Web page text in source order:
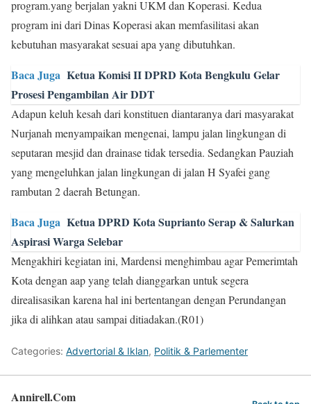
program.yang berjalan yakni UKM dan Koperasi. Kedua
program ini dari Dinas Koperasi akan memfasilitasi akan
kebutuhan masyarakat sesuai apa yang dibutuhkan.
Baca Juga Ketua Komisi II DPRD Kota Bengkulu Gelar
Prosesi Pengambilan Air DDT
Adapun keluh kesah dari konstituen diantaranya dari masyarakat
Nurjanah menyampaikan mengenai, lampu jalan lingkungan di
seputaran mesjid dan drainase tidak tersedia. Sedangkan Pauziah
yang mengeluhkan jalan lingkungan di jalan H Syafei gang
rambutan 2 daerah Betungan.
Baca Juga Ketua DPRD Kota Suprianto Serap & Salurkan
Aspirasi Warga Selebar
Mengakhiri kegiatan ini, Mardensi menghimbau agar Pemerimtah
Kota dengan aap yang telah dianggarkan untuk segera
direalisasikan karena hal ini bertentangan dengan Perundangan
jika di alihkan atau sampai ditiadakan.(R01)
Categories: Advertorial & Iklan, Politik & Parlementer
Annirell.Com